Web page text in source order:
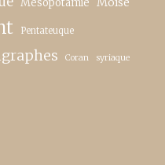
Pentateuque
Coran syriaque